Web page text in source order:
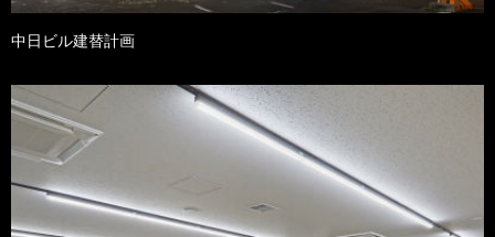
中日ビル建替計画